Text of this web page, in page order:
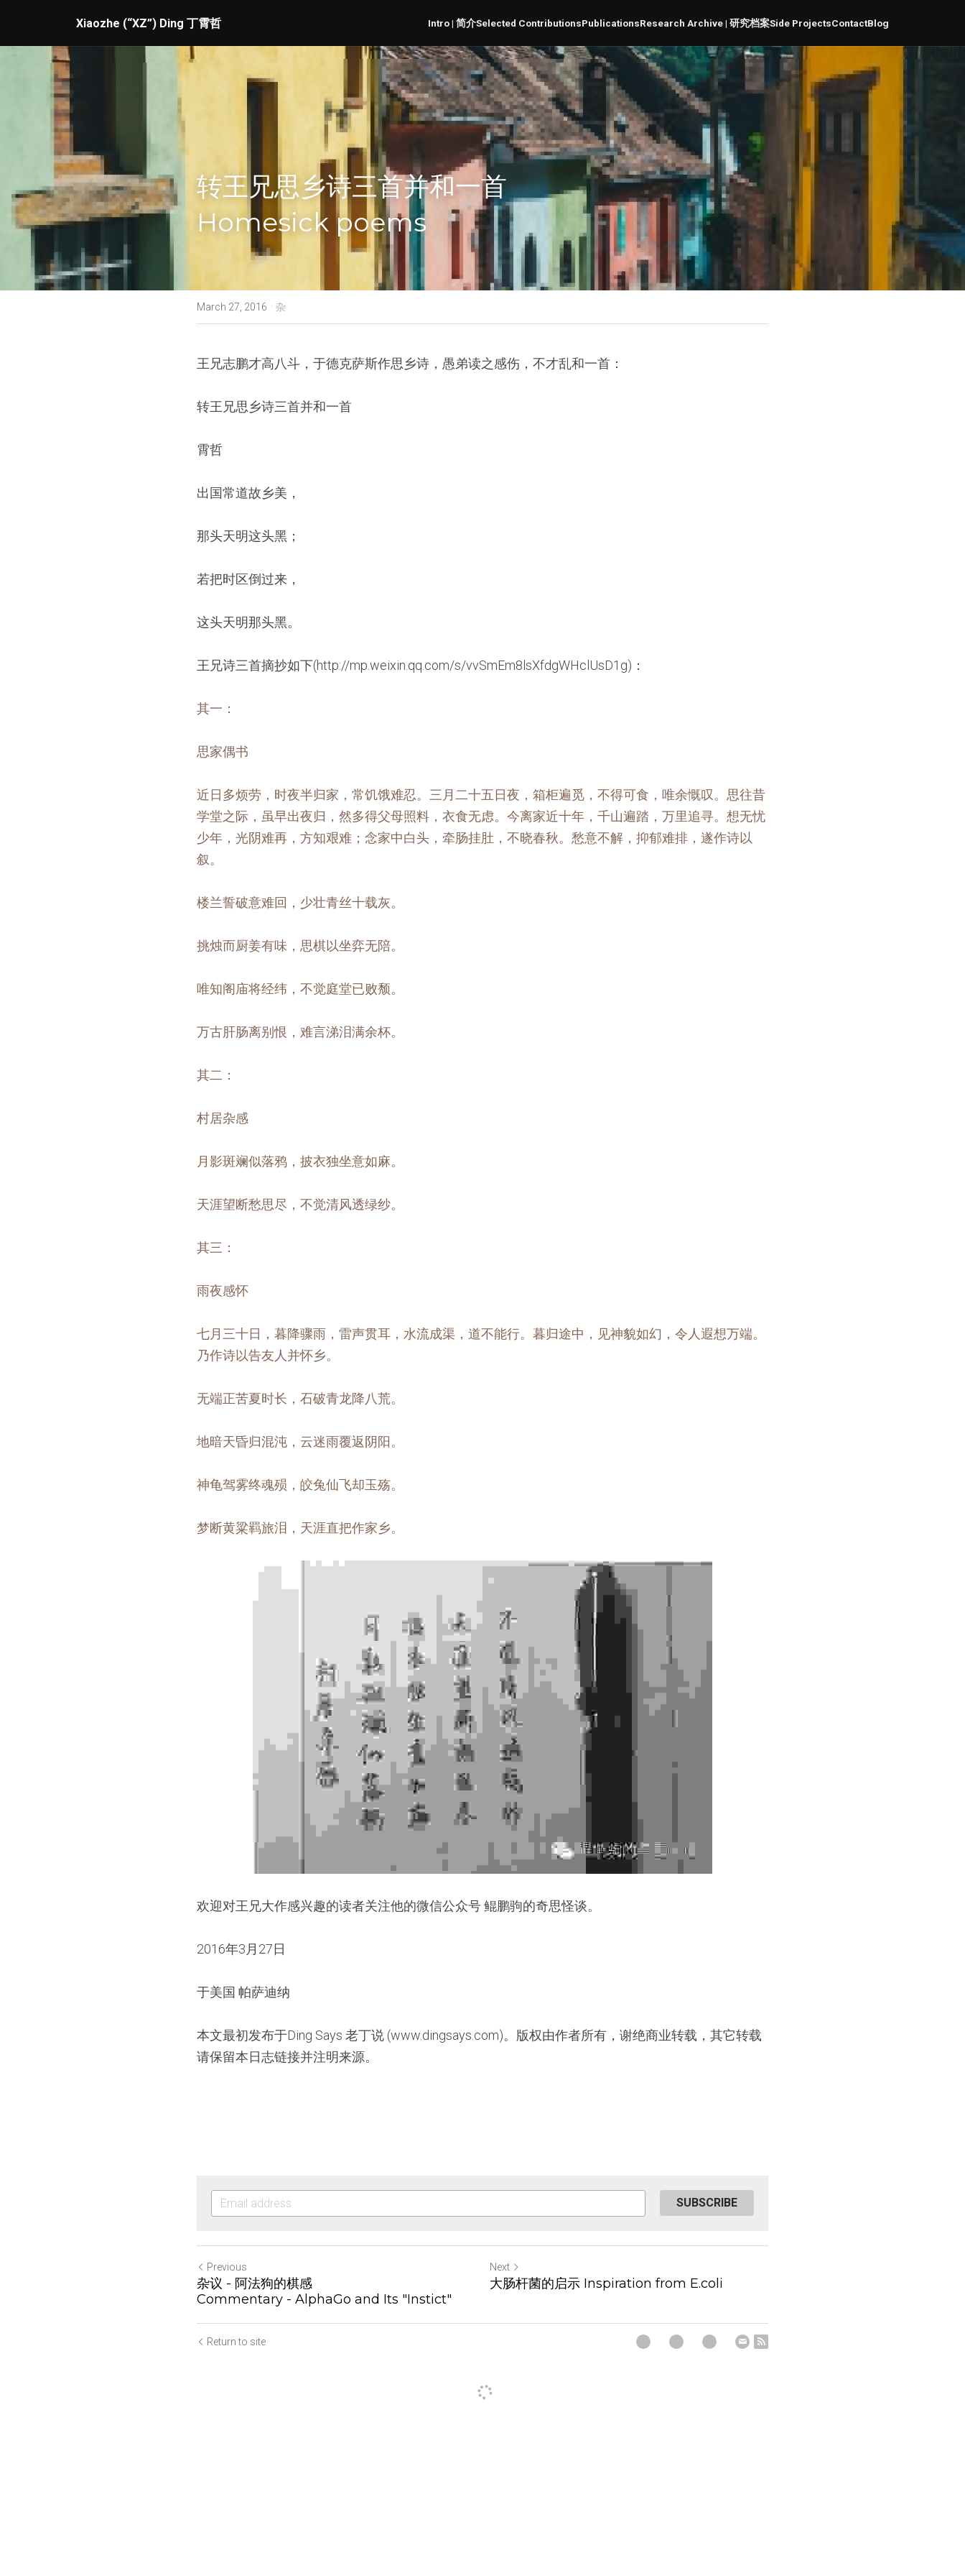
Xiaozhe (“XZ”) Ding 丁霄哲 Intro | 简介Selected ContributionsPublicationsResearch Archive | 研究档案Side ProjectsContactBlog
转王兄思乡诗三首并和一首
Homesick poems
March 27, 2016 · 杂
王兄志鹏才高八斗，于德克萨斯作思乡诗，愚弟读之感伤，不才乱和一首：
转王兄思乡诗三首并和一首
霄哲
出国常道故乡美，
那头天明这头黑；
若把时区倒过来，
这头天明那头黑。
王兄诗三首摘抄如下(http://mp.weixin.qq.com/s/vvSmEm8lsXfdgWHclUsD1g)：
其一：
思家偶书
近日多烦劳，时夜半归家，常饥饿难忍。三月二十五日夜，箱柜遍觅，不得可食，唯余慨叹。思往昔
学堂之际，虽早出夜归，然多得父母照料，衣食无虑。今离家近十年，千山遍踏，万里追寻。想无忧
少年，光阴难再，方知艰难；念家中白头，牵肠挂肚，不晓春秋。愁意不解，抑郁难排，遂作诗以
叙。
楼兰誓破意难回，少壮青丝十载灰。
挑烛而厨姜有味，思棋以坐弈无陪。
唯知阁庙将经纬，不觉庭堂已败颓。
万古肝肠离别恨，难言涕泪满余杯。
其二：
村居杂感
月影斑斓似落鸦，披衣独坐意如麻。
天涯望断愁思尽，不觉清风透绿纱。
其三：
雨夜感怀
七月三十日，暮降骤雨，雷声贯耳，水流成渠，道不能行。暮归途中，见神貌如幻，令人遐想万端。
乃作诗以告友人并怀乡。
无端正苦夏时长，石破青龙降八荒。
地暗天昏归混沌，云迷雨覆返阴阳。
神龟驾雾终魂殒，皎兔仙飞却玉殇。
梦断黄粱羁旅泪，天涯直把作家乡。
欢迎对王兄大作感兴趣的读者关注他的微信公众号 鲲鹏驹的奇思怪谈。
2016年3月27日
于美国 帕萨迪纳
本文最初发布于Ding Says 老丁说 (www.dingsays.com)。版权由作者所有，谢绝商业转载，其它转载
请保留本日志链接并注明来源。
SUBSCRIBE
Previous
杂议 - 阿法狗的棋感
Commentary - AlphaGo and Its "Instict"
Next
大肠杆菌的启示 Inspiration from E.coli
Return to site